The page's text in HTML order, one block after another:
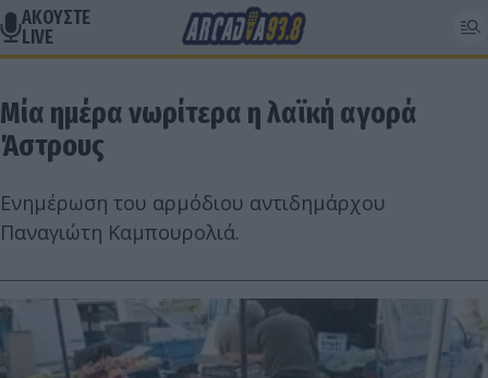
ΑΚΟΥΣΤΕ
LIVE
Μία ημέρα νωρίτερα η λαϊκή αγορά
Άστρους
Ενημέρωση του αρμόδιου αντιδημάρχου
Παναγιώτη Καμπουρολιά.